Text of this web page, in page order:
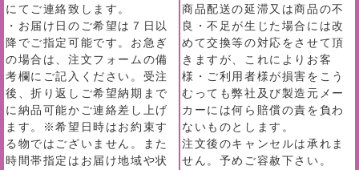
にてご連絡致します。
・お届け日のご希望は７日以
降でご指定可能です。お急ぎ
の場合は、注文フォームの備
考欄にご記入ください。受注
後、折り返しご希望納期まで
に納品可能かご連絡差し上げ
ます。※希望日時はお約束す
る物ではございません。また
時間帯指定はお届け地域や状
商品配送の延滞又は商品の不
良・不足が生じた場合には改
めて交換等の対応をさせて頂
きますが、これによりお客
様・ご利用者様が損害をこう
むっても弊社及び製造元メー
カーには何ら賠償の責を負わ
ないものとします。
注文後のキャンセルは承れま
せん。予めご容赦下さい。